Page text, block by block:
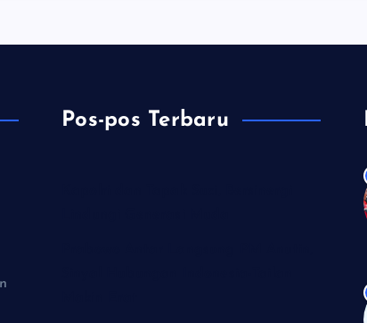
Pos-pos Terbaru